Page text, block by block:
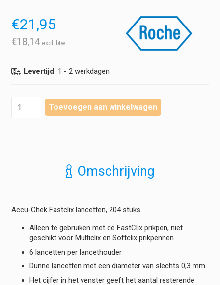
€21,95
€18,14
Levertijd: 1 - 2 werkdagen
Chek
Toevoegen aan winkelwagen
Omschrijving
Accu-Chek Fastclix lancetten, 204 stuks
Alleen te gebruiken met de FastClix prikpen, niet
geschikt voor Multiclix en Softclix prikpennen
6 lancetten per lancethouder
Dunne lancetten met een diameter van slechts 0,3 mm
Het cijfer in het venster geeft het aantal resterende